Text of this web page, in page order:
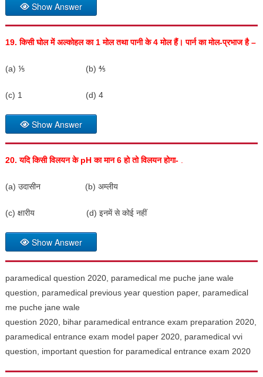
Show Answer
19.किसी घोल में अल्कोहल का 1मोल तथा पानी के4मोल हैं। पार्न का मोल-प्रभाज है –
(a) ⅕ (b) ⅘
(c) 1 (d) 4
Show Answer
20.यदि किसी विलयन केpHका मान6हो तो विलयन होगा-.
(a) उदासीन (b) अम्लीय
(c) क्षारीय (d) इनमें से कोई नहीं
Show Answer
paramedical question 2020, paramedical me puche jane wale
question, paramedical previous year question paper, paramedical
me puche jane wale
question 2020, bihar paramedical entrance exam preparation 2020,
paramedical entrance exam model paper 2020, paramedical vvi
question, important question for paramedical entrance exam 2020